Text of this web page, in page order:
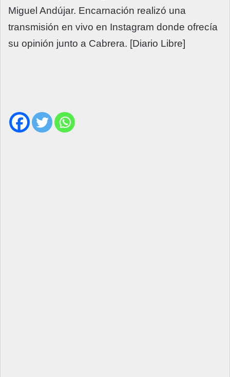
Miguel Andújar. Encarnación realizó una
transmisión en vivo en Instagram donde ofrecía
su opinión junto a Cabrera. [Diario Libre]